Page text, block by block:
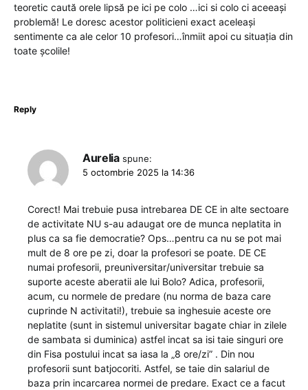
teoretic caută orele lipsă pe ici pe colo …ici si colo ci aceeași
problemă! Le doresc acestor politicieni exact aceleași
sentimente ca ale celor 10 profesori…înmiit apoi cu situația din
toate școlile!
Reply
Aurelia spune:
5 octombrie 2025 la 14:36
Corect! Mai trebuie pusa intrebarea DE CE in alte sectoare
de activitate NU s-au adaugat ore de munca neplatita in
plus ca sa fie democratie? Ops…pentru ca nu se pot mai
mult de 8 ore pe zi, doar la profesori se poate. DE CE
numai profesorii, preuniversitar/universitar trebuie sa
suporte aceste aberatii ale lui Bolo? Adica, profesorii,
acum, cu normele de predare (nu norma de baza care
cuprinde N activitati!), trebuie sa inghesuie aceste ore
neplatite (sunt in sistemul universitar bagate chiar in zilele
de sambata si duminica) astfel incat sa isi taie singuri ore
din Fisa postului incat sa iasa la „8 ore/zi” . Din nou
profesorii sunt batjocoriti. Astfel, se taie din salariul de
baza prin incarcarea normei de predare. Exact ce a facut